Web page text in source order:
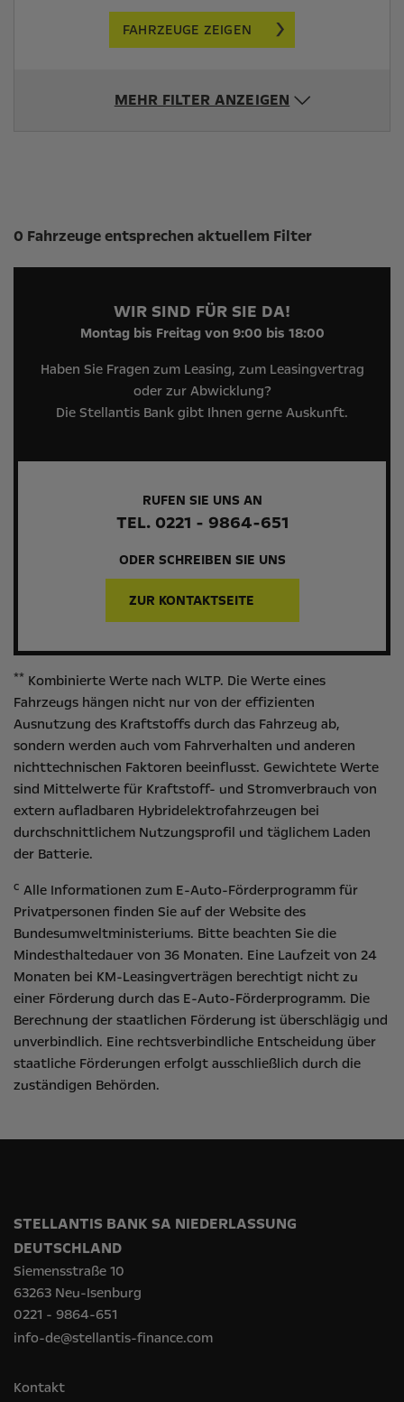
FAHRZEUGE ZEIGEN
MEHR FILTER ANZEIGEN
Suchergebnisse
0 Fahrzeuge entsprechen aktuellem Filter
WIR SIND FÜR SIE DA!
Montag bis Freitag von 9:00 bis 18:00
Haben Sie Fragen zum Leasing, zum Leasingvertrag
oder zur Abwicklung?
Die Stellantis Bank gibt Ihnen gerne Auskunft.
RUFEN SIE UNS AN
TEL. 0221 - 9864-651
ODER SCHREIBEN SIE UNS
ZUR KONTAKTSEITE
** Kombinierte Werte nach WLTP. Die Werte eines
Fahrzeugs hängen nicht nur von der effizienten
Ausnutzung des Kraftstoffs durch das Fahrzeug ab,
sondern werden auch vom Fahrverhalten und anderen
nichttechnischen Faktoren beeinflusst. Gewichtete Werte
sind Mittelwerte für Kraftstoff- und Stromverbrauch von
extern aufladbaren Hybridelektrofahrzeugen bei
durchschnittlichem Nutzungsprofil und täglichem Laden
der Batterie.
c Alle Informationen zum E-Auto-Förderprogramm für
Privatpersonen finden Sie auf der Website des
Bundesumweltministeriums. Bitte beachten Sie die
Mindesthaltedauer von 36 Monaten. Eine Laufzeit von 24
Monaten bei KM-Leasingverträgen berechtigt nicht zu
einer Förderung durch das E-Auto-Förderprogramm. Die
Berechnung der staatlichen Förderung ist überschlägig und
unverbindlich. Eine rechtsverbindliche Entscheidung über
staatliche Förderungen erfolgt ausschließlich durch die
zuständigen Behörden.
STELLANTIS BANK SA NIEDERLASSUNG
DEUTSCHLAND
Siemensstraße 10
63263 Neu-Isenburg
0221 - 9864-651
info-de@stellantis-finance.com
Kontakt